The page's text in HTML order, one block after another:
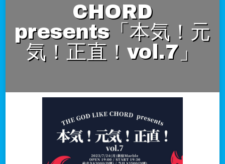
CHORD
presents「本気！元
気！正直！vol.7」